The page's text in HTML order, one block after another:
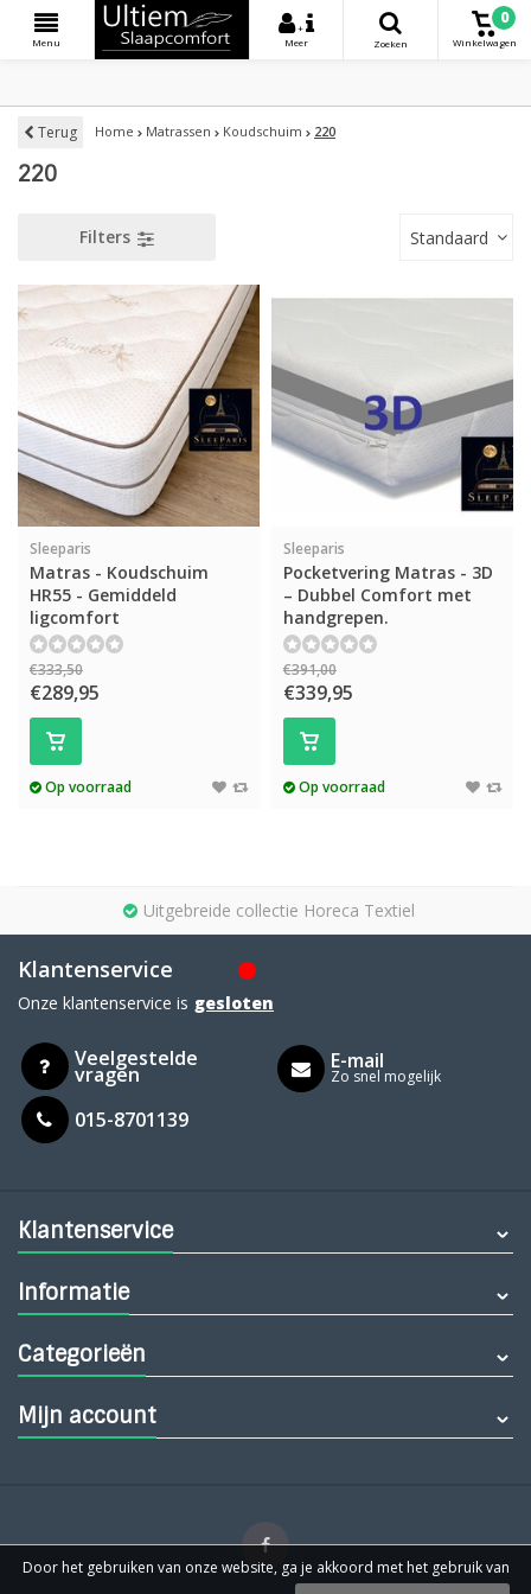
Menu
+
Meer
Zoeken
0
Winkelwagen
Terug Home Matrassen Koudschuim 220
220
Filters Standaard
Sleeparis
Matras - Koudschuim
HR55 - Gemiddeld
ligcomfort
€333,50
€289,95
Op voorraad
Sleeparis
Pocketvering Matras - 3D
– Dubbel Comfort met
handgrepen.
€391,00
€339,95
Op voorraad
Uitgebreide collectie Horeca Textiel
Klantenservice
Onze klantenservice is gesloten
Veelgestelde
vragen
015-8701139
E-mail
Zo snel mogelijk
Klantenservice
Informatie
Categorieën
Mijn account
Door het gebruiken van onze website, ga je akkoord met het gebruik van